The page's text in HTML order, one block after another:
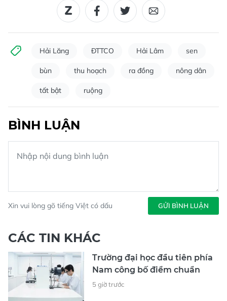
Hải Lăng ĐTTCO Hải Lâm sen
bùn thu hoạch ra đồng nông dân
tất bật ruộng
BÌNH LUẬN
Xin vui lòng gõ tiếng Việt có dấu GỬI BÌNH LUẬN
CÁC TIN KHÁC
Trường đại học đầu tiên phía
Nam công bố điểm chuẩn
5 giờ trước